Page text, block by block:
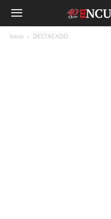
Inicio DESTACADO